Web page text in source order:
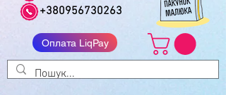
+380956730263
Оплата LiqPay